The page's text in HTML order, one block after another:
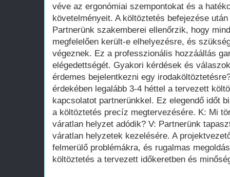
véve az ergonómiai szempontokat és a
követelményeit. A költöztetés befejezése
Partnerünk szakemberei ellenőrzik, hogy
megfelelően került-e elhelyezésre, és
végeznek. Ez a professzionális hozzáállás
elégedettségét. Gyakori kérdések és
érdemes bejelentkezni egy
érdekében legalább 3-4 héttel a tervezett
kapcsolatot partnerünkkel. Ez elegendő időt
a költöztetés precíz megtervezésére. K: Mi
váratlan helyzet adódik? V: Partnerünk
váratlan helyzetek kezelésére. A
felmerülő problémákra, és rugalmas
költöztetés a tervezett időkeretben és